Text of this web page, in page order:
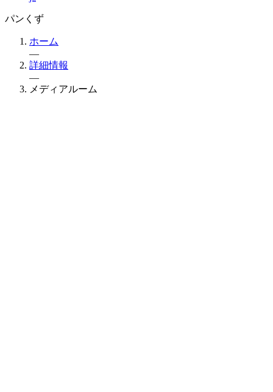
パンくず
ホーム
—
詳細情報
—
メディアルーム